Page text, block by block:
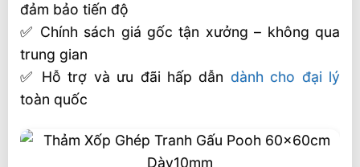
đảm bảo tiến độ
✅ Chính sách giá gốc tận xưởng – không qua
trung gian
✅ Hỗ trợ và ưu đãi hấp dẫn dành cho đại lý
toàn quốc